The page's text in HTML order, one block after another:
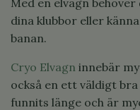
dina klubbor eller
banan.
Cryo Elvagn innebär
också en ett väldigt
funnits länge och är